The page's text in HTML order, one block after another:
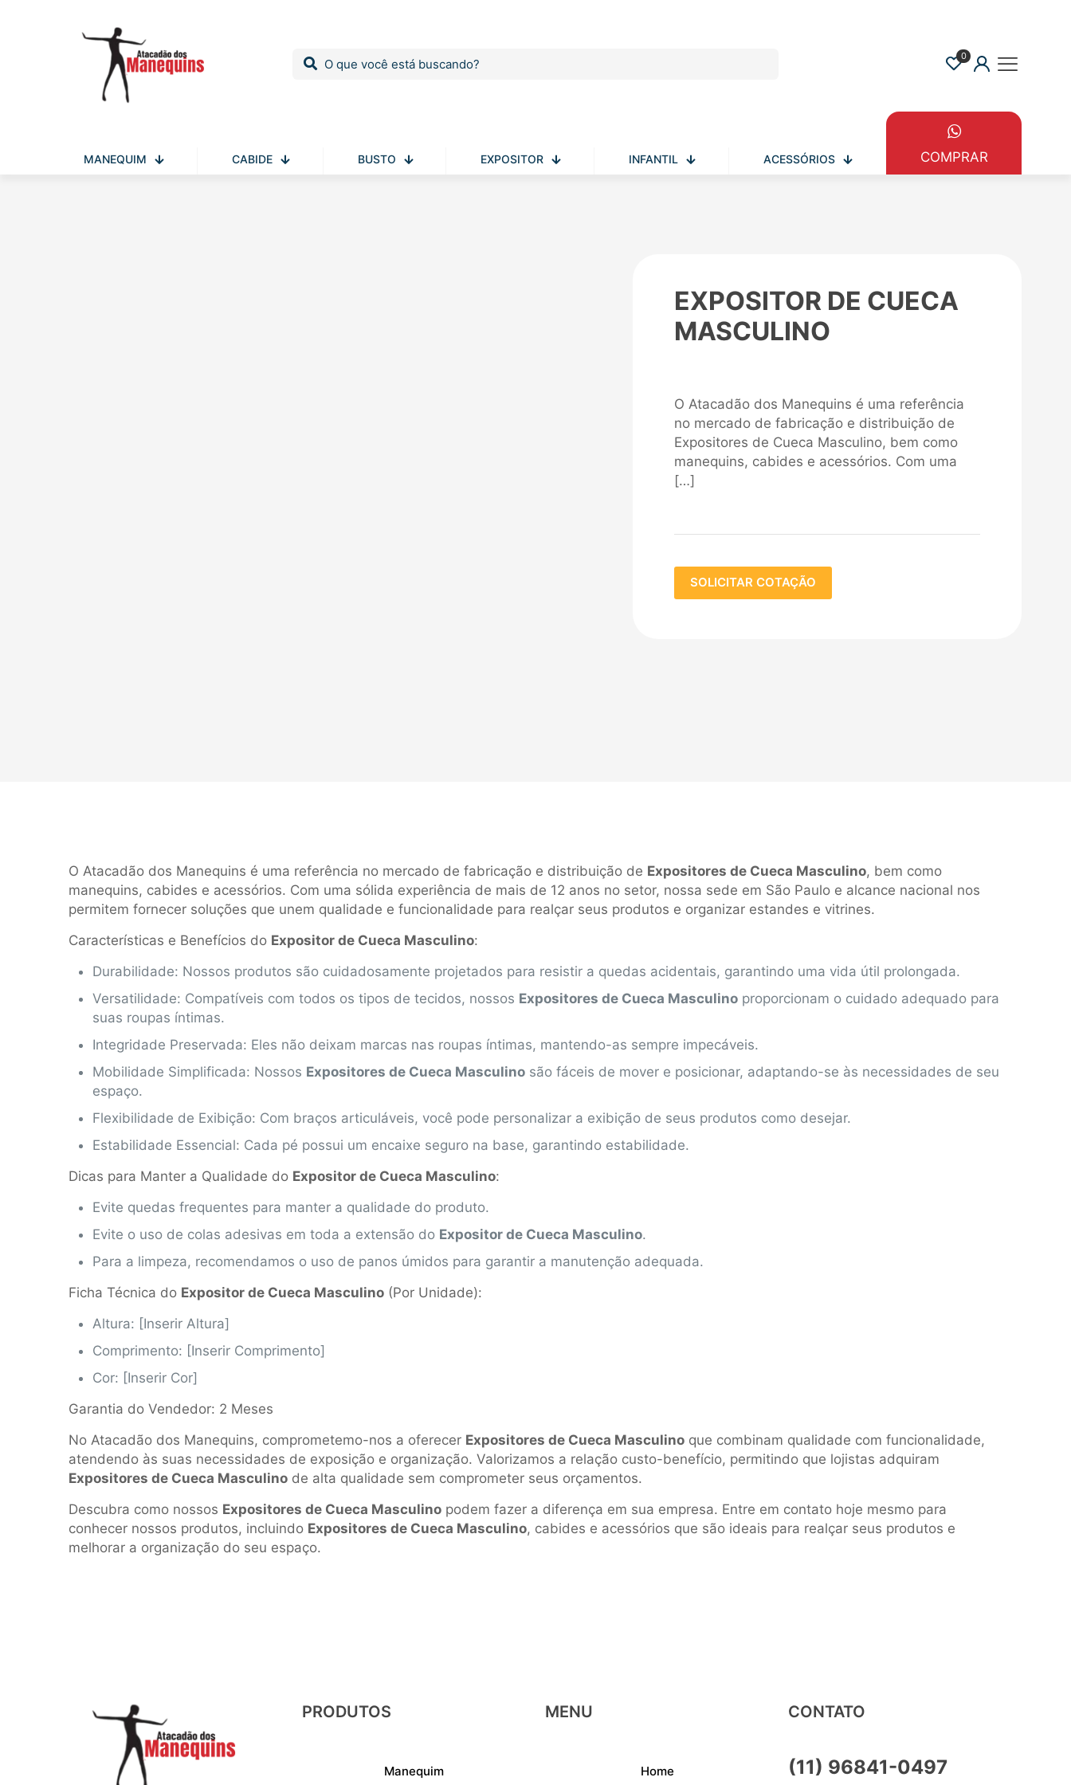
0
MANEQUIM CABIDE BUSTO EXPOSITOR INFANTIL ACESSÓRIOS COMPRAR
EXPOSITOR DE CUECA
MASCULINO
O Atacadão dos Manequins é uma referência
no mercado de fabricação e distribuição de
Expositores de Cueca Masculino, bem como
manequins, cabides e acessórios. Com uma
[…]
SOLICITAR COTAÇÃO
O Atacadão dos Manequins é uma referência no mercado de fabricação e distribuição de Expositores de Cueca Masculino, bem como
manequins, cabides e acessórios. Com uma sólida experiência de mais de 12 anos no setor, nossa sede em São Paulo e alcance nacional nos
permitem fornecer soluções que unem qualidade e funcionalidade para realçar seus produtos e organizar estandes e vitrines.
Características e Benefícios do Expositor de Cueca Masculino:
Durabilidade: Nossos produtos são cuidadosamente projetados para resistir a quedas acidentais, garantindo uma vida útil prolongada.
Versatilidade: Compatíveis com todos os tipos de tecidos, nossos Expositores de Cueca Masculinoproporcionam o cuidado adequado para
suas roupas íntimas.
Integridade Preservada: Eles não deixam marcas nas roupas íntimas, mantendo-as sempre impecáveis.
Mobilidade Simplificada: Nossos Expositores de Cueca Masculinosão fáceis de mover e posicionar, adaptando-se às necessidades de seu
espaço.
Flexibilidade de Exibição: Com braços articuláveis, você pode personalizar a exibição de seus produtos como desejar.
Estabilidade Essencial: Cada pé possui um encaixe seguro na base, garantindo estabilidade.
Dicas para Manter a Qualidade do Expositor de Cueca Masculino:
Evite quedas frequentes para manter a qualidade do produto.
Evite o uso de colas adesivas em toda a extensão do Expositor de Cueca Masculino.
Para a limpeza, recomendamos o uso de panos úmidos para garantir a manutenção adequada.
Ficha Técnica do Expositor de Cueca Masculino(Por Unidade):
Altura: [Inserir Altura]
Comprimento: [Inserir Comprimento]
Cor: [Inserir Cor]
Garantia do Vendedor: 2 Meses
No Atacadão dos Manequins, comprometemo-nos a oferecer Expositores de Cueca Masculinoque combinam qualidade com funcionalidade,
atendendo às suas necessidades de exposição e organização. Valorizamos a relação custo-benefício, permitindo que lojistas adquiram
Expositores de Cueca Masculinode alta qualidade sem comprometer seus orçamentos.
Descubra como nossos Expositores de Cueca Masculinopodem fazer a diferença em sua empresa. Entre em contato hoje mesmo para
conhecer nossos produtos, incluindo Expositores de Cueca Masculino, cabides e acessórios que são ideais para realçar seus produtos e
melhorar a organização do seu espaço.
PRODUTOS
Manequim
MENU
Home
CONTATO
(11) 96841-0497